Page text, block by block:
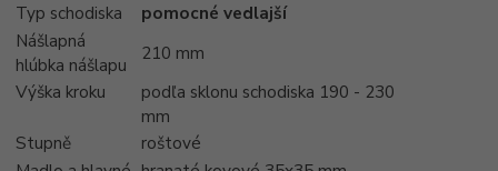
Typ schodiska
pomocné vedlajší
Nášlapná
hlúbka nášlapu
210 mm
Výška kroku
podľa sklonu schodiska 190 - 230
mm
Stupně
roštové